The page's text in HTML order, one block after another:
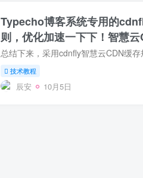
Typecho博客系统专用的
则，优化加速一下下！智慧云
技术教程
辰安 10月5日